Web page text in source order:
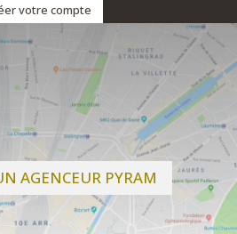
votre compte
AGENCEUR PYRAM